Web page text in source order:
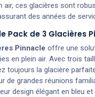
air, ces glacières sont
des années de
Pack de 3 Glacières
Pinnacle offre une
en plein air. Avec trois
toujours la glacière
de grandes réunions
design élégant en bleu et